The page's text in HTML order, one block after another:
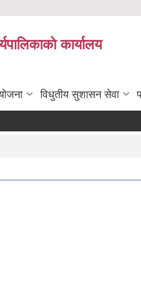
कार्यालय
विधुतीय सुशासन सेवा